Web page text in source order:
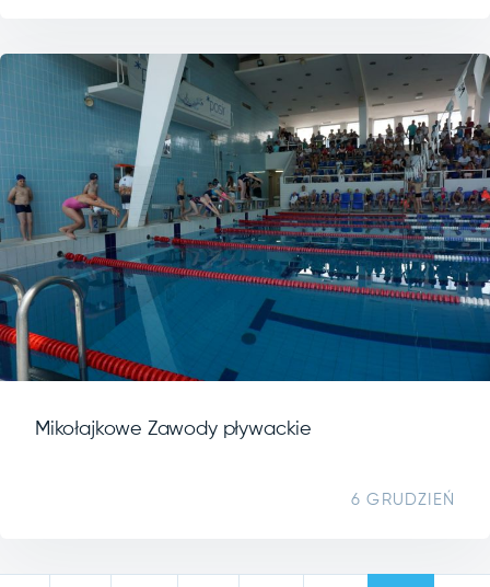
Mikołajkowe Zawody pływackie
6 GRUDZIEŃ